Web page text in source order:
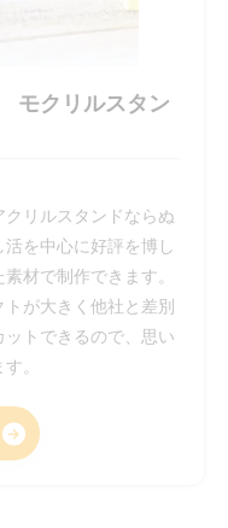
クリルスタン
リルスタンドならぬ
を中心に好評を博し
材で制作できます。
が大きく他社と差別
トできるので、思い
。